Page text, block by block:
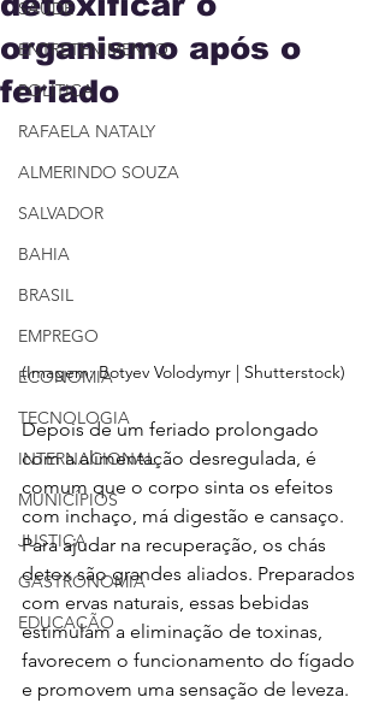
SAÚDE
ENTRETENIMENTO
POLÍTICA
RAFAELA NATALY
ALMERINDO SOUZA
SALVADOR
BAHIA
BRASIL
EMPREGO
ECONOMIA
TECNOLOGIA
INTERNACIONAL
MUNICÍPIOS
JUSTIÇA
GASTRONOMIA
EDUCAÇÃO
organismo após o
feriado
(Imagem: Botyev Volodymyr | Shutterstock)
Depois de um feriado prolongado
com a alimentação desregulada, é
comum que o corpo sinta os efeitos
com inchaço, má digestão e cansaço.
Para ajudar na recuperação, os chás
detox são grandes aliados. Preparados
com ervas naturais, essas bebidas
estimulam a eliminação de toxinas,
favorecem o funcionamento do fígado
e promovem uma sensação de leveza.